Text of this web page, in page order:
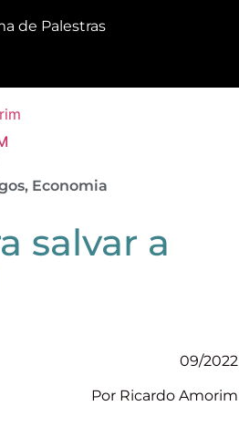
de Palestras
, Economia
salvar a
09/2022
Por Ricardo Amorim